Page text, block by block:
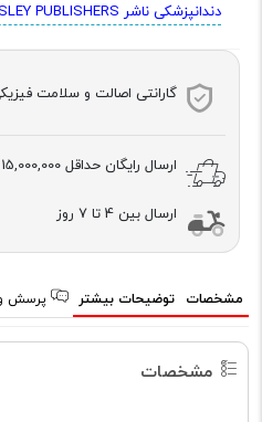
دندانپزشکی ناشر JESSICA KINGSLEY PUBLISHERS
گارانتی اصالت و سلامت
ارسال رایگان حداقل 15,000,000 تومان
ارسال بین 4 تا 7 روز
مشخصات توضیحات بیشتر پرسش
مشخصات